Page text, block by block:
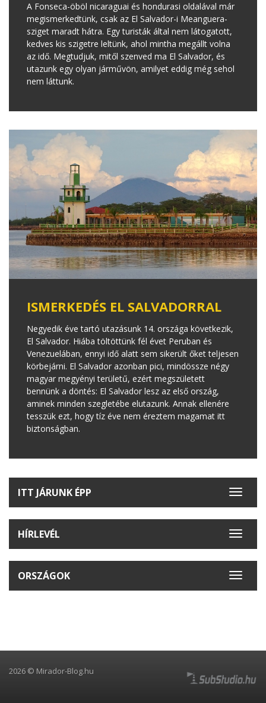
A Fonseca-öböl nicaraguai és hondurasi oldalával már
megismerkedtünk, csak az El Salvador-i Meanguera-
sziget maradt hátra. Egy turisták által nem látogatott,
kedves kis szigetre leltünk, ahol mintha megállt volna
az idő. Megtudjuk, mitől szenved ma El Salvador, és
utazunk egy olyan járművön, amilyet eddig még sehol
nem láttunk.
ISMERKEDÉS EL SALVADORRAL
Negyedik éve tartó utazásunk 14. országa következik,
El Salvador. Hiába töltöttünk fél évet Peruban és
Venezuelában, ennyi idő alatt sem sikerült őket teljesen
körbejárni. El Salvador azonban pici, mindössze négy
magyar megyényi területű, ezért megszületett
bennünk a döntés: El Salvador lesz az első ország,
aminek minden szegletébe elutazunk. Annak ellenére
tesszük ezt, hogy tíz éve nem éreztem magamat itt
biztonságban.
Toggle
ITT JÁRUNK ÉPP
Toggle
HÍRLEVÉL
Toggle
ORSZÁGOK
2026 © Mirador-Blog.hu